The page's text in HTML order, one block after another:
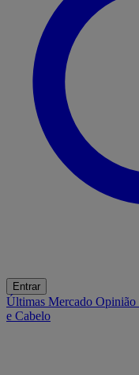
Entrar
Últimas Mercado Opinião
e Cabelo